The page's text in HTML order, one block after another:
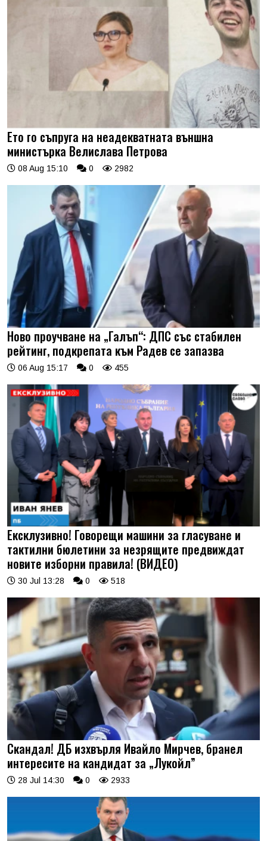
Ето го съпруга на неадекватната външна
министърка Велислава Петрова
08 Aug 15:10 0 2982
Ново проучване на „Галъп“: ДПС със стабилен
рейтинг, подкрепата към Радев се запазва
06 Aug 15:17 0 455
Ексклузивно! Говорещи машини за гласуване и
тактилни бюлетини за незрящите предвиждат
новите изборни правила! (ВИДЕО)
30 Jul 13:28 0 518
Скандал! ДБ изхвърля Ивайло Мирчев, бранел
интересите на кандидат за „Лукойл”
28 Jul 14:30 0 2933